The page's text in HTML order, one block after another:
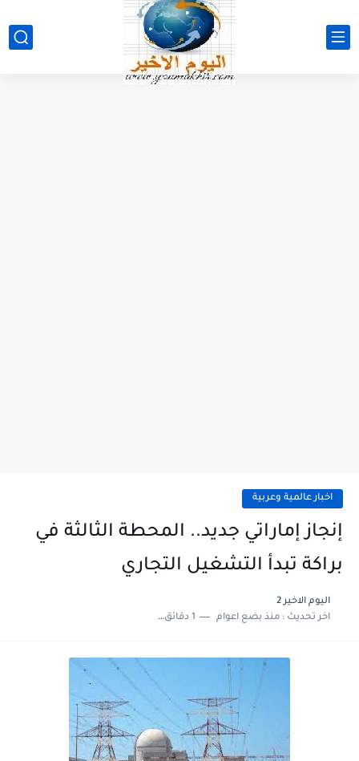
اخبار عالمية وعربية
إنجاز إماراتي جديد.. المحطة الثالثة في
براكة تبدأ التشغيل التجاري
اليوم الاخير 2
اخر تحديث :منذ بضع اعوام 1 دقائق للقراءة